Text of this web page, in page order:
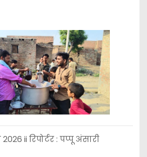
ii रिपोर्टर : पप्पू अंसारी